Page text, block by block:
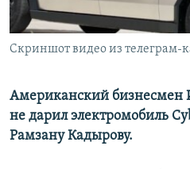
Скриншот видео из телеграм-
Американский бизнесмен
не дарил электромобиль
Рамзану Кадырову.